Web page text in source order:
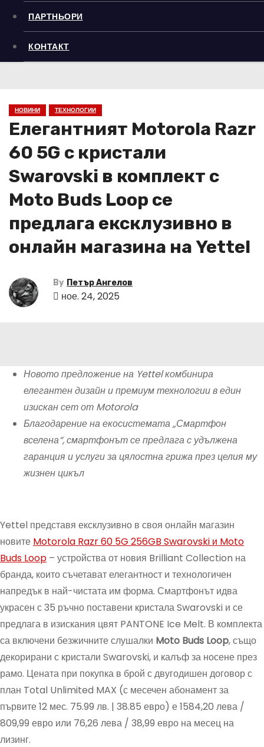
ПАРТНЬОРИ
КОНТАКТ
НОВИНИ ТЕХНОЛОГИИ
Елегантният Motorola Razr
60 5G с кристали
Swarovski в комплект с
Moto Buds Loop се
предлага ексклузивно в
онлайн магазина на Yettel
By Петър Ангелов
ное. 24, 2025
Новото предложение на Yettel комбинира
елегантен дизайн и премиум технологии в един
изискан сет от Motorola
Благодарение на екосистемата „Смартфон
вселена“, смартфонът се предлага с удължена
гаранция и услуги за цялостна грижа през целия му
жизнен цикъл
Yettel представя ексклузивно в своя онлайн магазин
новите Motorola Razr 60 5G 256GB Swarovski и Moto
Buds Loop – устройства от новия Brilliant Collection на
бранда, които съчетават елегантност и технологичен
напредък в най-чистата им форма. Смартфонът идва
украсен с 35 ръчно поставени кристала Swarovski и се
предлага в изискания цвят PANTONE Ice Melt. В комплекта
са включени безжичните слушалки Moto Buds Loop, също
декорирани с кристали Swarovski, и калъф за носене през
рамо. Цената при покупка в брой с двугодишен договор с
план Total Unlimited MAX (с месечен абонамент за
първите 12 мес. 75.99 лв. | 38.85 евро) е 1584,20 лева /
809,99 евро или 76,26 лева / 38,99 евро на месец на
лизинг.